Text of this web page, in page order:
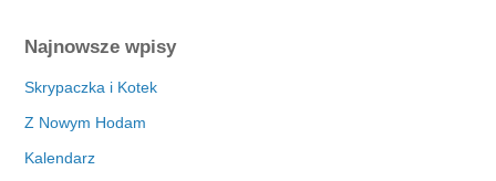
Najnowsze wpisy
Skrypaczka i Kotek
Z Nowym Hodam
Kalendarz